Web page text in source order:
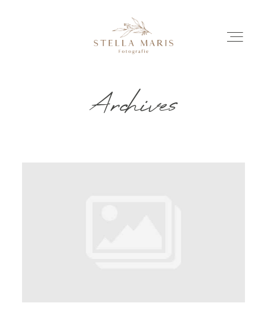
EINBLICKE
Archives